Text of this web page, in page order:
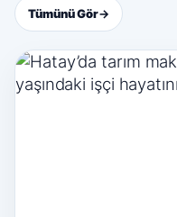
Tümünü Gör→